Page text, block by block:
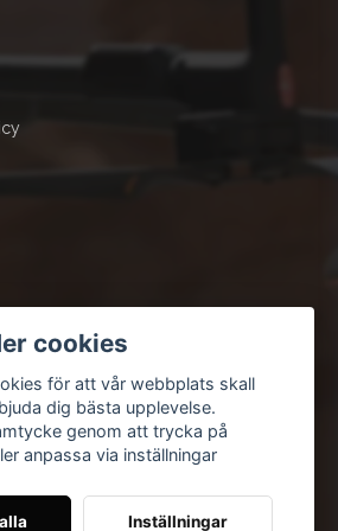
cookies
för att vår webbplats skall
dig bästa upplevelse.
genom att trycka på
anpassa via inställningar
Inställningar